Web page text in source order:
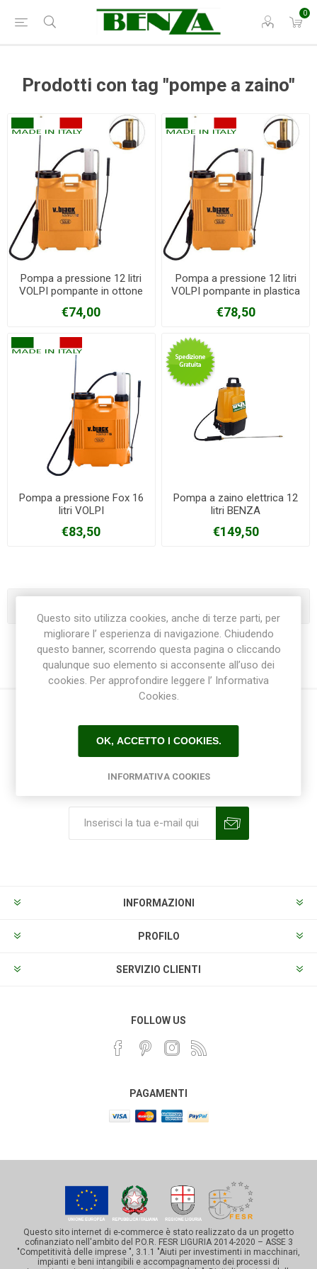
0
Prodotti con tag "pompe a zaino"
Pompa a pressione 12 litri
VOLPI pompante in ottone
€74,00
Pompa a pressione 12 litri
VOLPI pompante in plastica
€78,50
Pompa a pressione Fox 16
litri VOLPI
€83,50
Pompa a zaino elettrica 12
litri BENZA
€149,50
INFORMAZIONI
PROFILO
SERVIZIO CLIENTI
FOLLOW US
PAGAMENTI
Questo sito internet di e-commerce è stato realizzato da un progetto
cofinanziato nell'ambito del P.O.R. FESR LIGURIA 2014-2020 – ASSE 3
"Competitività delle imprese ", 3.1.1 "Aiuti per investimenti in macchinari,
impianti e beni intangibili e accompagnamento dei processi di
Questo sito utilizza cookies, anche di terze parti, per
migliorare l’ esperienza di navigazione. Chiudendo
questo banner, scorrendo questa pagina o cliccando
qualunque suo elemento si acconsente all’uso dei
cookies. Per approfondire leggere l’ Informativa
Cookies.
OK, ACCETTO I COOKIES.
INFORMATIVA COOKIES